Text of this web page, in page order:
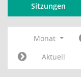
Sitzungen
Monat
Aktuell